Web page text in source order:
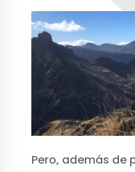
Pero, además de